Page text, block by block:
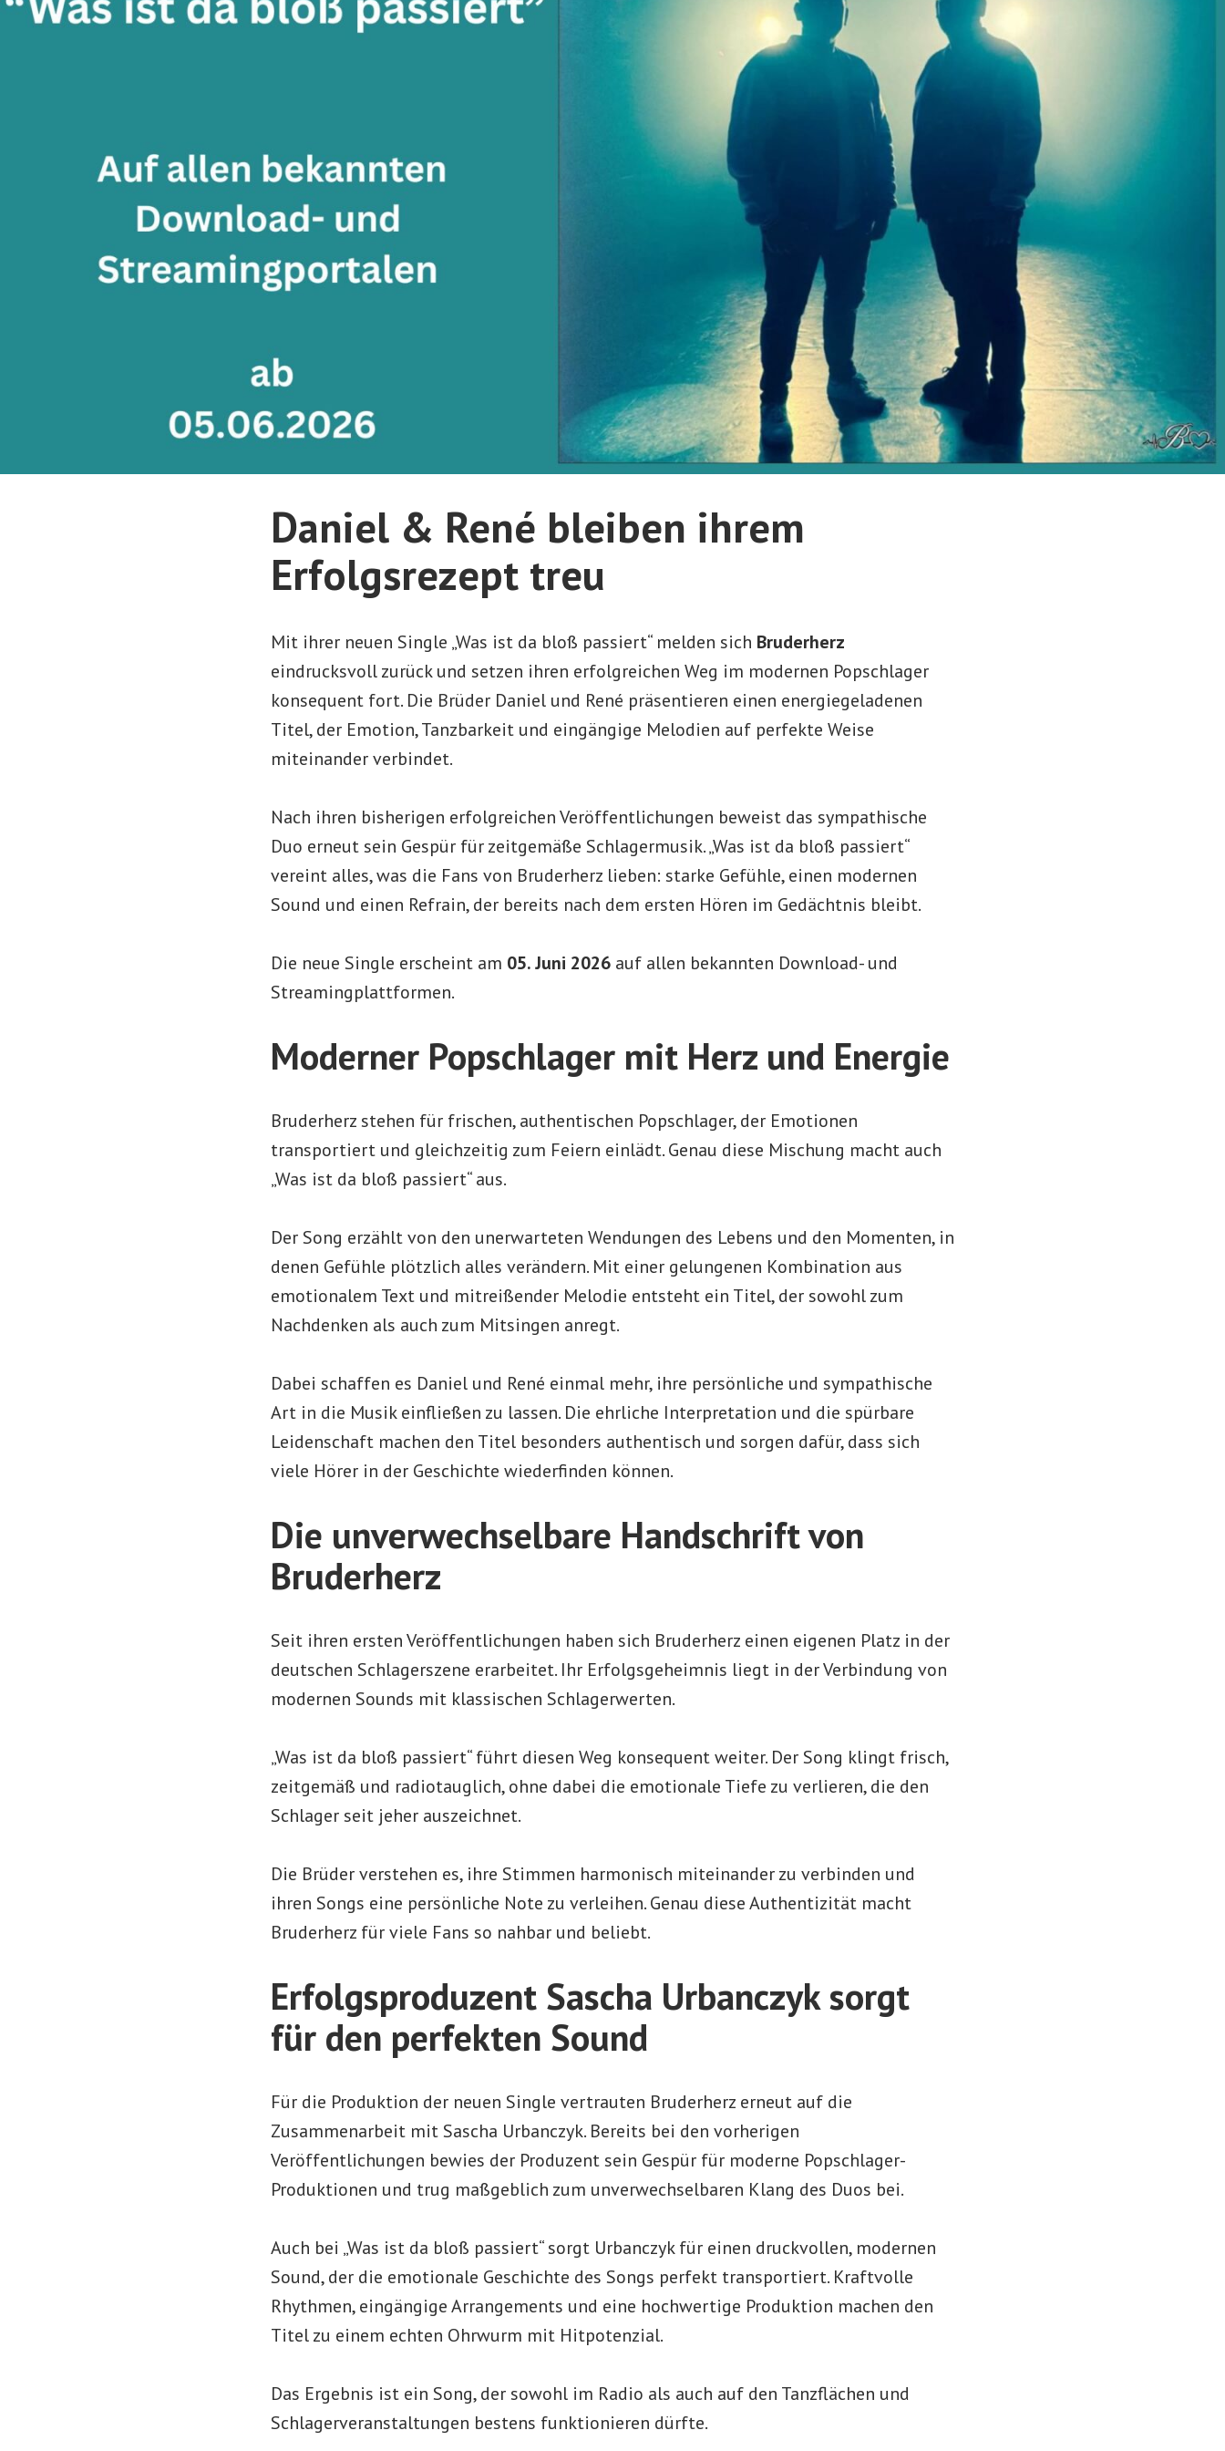
Daniel & René bleiben ihrem
Erfolgsrezept treu
Mit ihrer neuen Single „Was ist da bloß passiert“ melden sich Bruderherz
eindrucksvoll zurück und setzen ihren erfolgreichen Weg im modernen Popschlager
konsequent fort. Die Brüder Daniel und René präsentieren einen energiegeladenen
Titel, der Emotion, Tanzbarkeit und eingängige Melodien auf perfekte Weise
miteinander verbindet.
Nach ihren bisherigen erfolgreichen Veröffentlichungen beweist das sympathische
Duo erneut sein Gespür für zeitgemäße Schlagermusik. „Was ist da bloß passiert“
vereint alles, was die Fans von Bruderherz lieben: starke Gefühle, einen modernen
Sound und einen Refrain, der bereits nach dem ersten Hören im Gedächtnis bleibt.
Die neue Single erscheint am 05. Juni 2026 auf allen bekannten Download- und
Streamingplattformen.
Moderner Popschlager mit Herz und Energie
Bruderherz stehen für frischen, authentischen Popschlager, der Emotionen
transportiert und gleichzeitig zum Feiern einlädt. Genau diese Mischung macht auch
„Was ist da bloß passiert“ aus.
Der Song erzählt von den unerwarteten Wendungen des Lebens und den Momenten, in
denen Gefühle plötzlich alles verändern. Mit einer gelungenen Kombination aus
emotionalem Text und mitreißender Melodie entsteht ein Titel, der sowohl zum
Nachdenken als auch zum Mitsingen anregt.
Dabei schaffen es Daniel und René einmal mehr, ihre persönliche und sympathische
Art in die Musik einfließen zu lassen. Die ehrliche Interpretation und die spürbare
Leidenschaft machen den Titel besonders authentisch und sorgen dafür, dass sich
viele Hörer in der Geschichte wiederfinden können.
Die unverwechselbare Handschrift von
Bruderherz
Seit ihren ersten Veröffentlichungen haben sich Bruderherz einen eigenen Platz in der
deutschen Schlagerszene erarbeitet. Ihr Erfolgsgeheimnis liegt in der Verbindung von
modernen Sounds mit klassischen Schlagerwerten.
„Was ist da bloß passiert“ führt diesen Weg konsequent weiter. Der Song klingt frisch,
zeitgemäß und radiotauglich, ohne dabei die emotionale Tiefe zu verlieren, die den
Schlager seit jeher auszeichnet.
Die Brüder verstehen es, ihre Stimmen harmonisch miteinander zu verbinden und
ihren Songs eine persönliche Note zu verleihen. Genau diese Authentizität macht
Bruderherz für viele Fans so nahbar und beliebt.
Erfolgsproduzent Sascha Urbanczyk sorgt
für den perfekten Sound
Für die Produktion der neuen Single vertrauten Bruderherz erneut auf die
Zusammenarbeit mit Sascha Urbanczyk. Bereits bei den vorherigen
Veröffentlichungen bewies der Produzent sein Gespür für moderne Popschlager-
Produktionen und trug maßgeblich zum unverwechselbaren Klang des Duos bei.
Auch bei „Was ist da bloß passiert“ sorgt Urbanczyk für einen druckvollen, modernen
Sound, der die emotionale Geschichte des Songs perfekt transportiert. Kraftvolle
Rhythmen, eingängige Arrangements und eine hochwertige Produktion machen den
Titel zu einem echten Ohrwurm mit Hitpotenzial.
Das Ergebnis ist ein Song, der sowohl im Radio als auch auf den Tanzflächen und
Schlagerveranstaltungen bestens funktionieren dürfte.